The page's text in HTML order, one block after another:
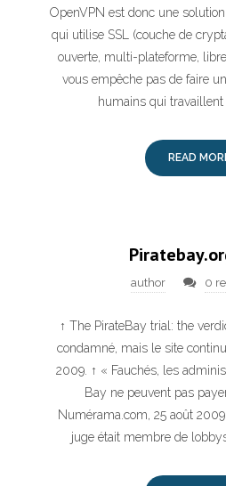
OpenVPN est donc une
qui utilise SSL (couche de
ouverte, multi-plateforme,
vous empêche pas de faire
humains qui travaillent
READ
author 0
↑ The PirateBay trial: the
condamné, mais le site
2009. ↑ « Fauchés, les
Bay ne peuvent pas
Numérama.com, 25 août
juge était membre de